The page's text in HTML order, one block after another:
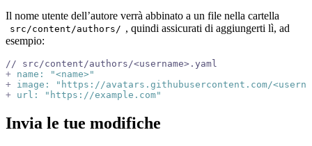
Il nome utente dell’autore verrà abbinato a un file nella cartella
src/content/authors/ , quindi assicurati di aggiungerti lì, ad
esempio:
// src/content/authors/<username>.yaml
+ name: "<name>"
+ image: "https://avatars.githubusercontent.com/
+ url: "https://example.com"
Invia le tue modifiche